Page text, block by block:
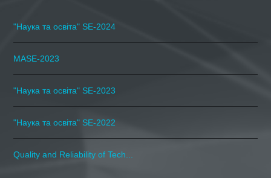
"Наука та освіта" SE-2024
MASE-2023
"Наука та освіта" SE-2023
"Наука та освіта" SE-2022
Quality and Reliability of Tech...